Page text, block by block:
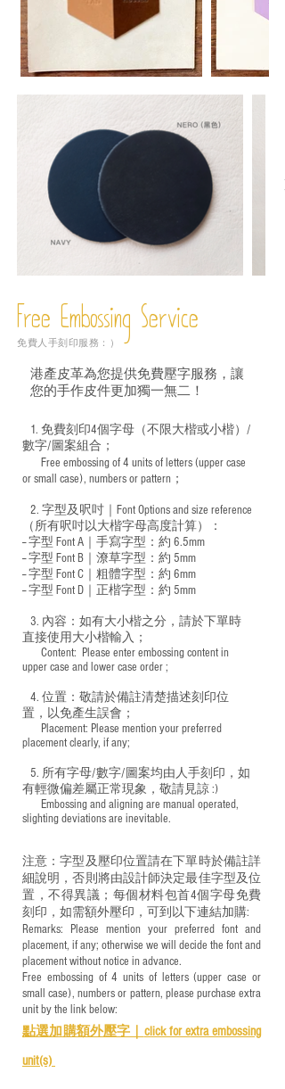
Free Embossing Service
免費人手刻印服務：）
港產皮革為您提供免費壓字服務，讓
您的手作皮件更加獨一無二！
1. 免費刻印4個字母（不限大楷或小楷）/
數字/圖案組合；
Free embossing of 4 units of letters (upper case
or small case), numbers or pattern；
2. 字型及呎吋｜ Font Options and size reference
（所有呎吋以大楷字母高度計算）：
-- 字型 Font A｜手寫字型：約 6.5mm
-- 字型 Font B｜潦草字型： 約 5mm
-- 字型 Font C｜粗體字型：約 6mm
-- 字型 Font D｜正楷字型： 約 5mm
3. 內容：如有大小楷之分，請於下單時
直接使用大小楷輸入；
​ Content: Please enter embossing content in
upper case and lower case order ;
4. 位置：敬請於備註清楚描述刻印位
置，以免產生誤會；
​ Placement: Please mention your preferred
placement clearly, if any;
5. 所有字母/數字/圖案均由人手刻印，如
有輕微偏差屬正常現象，敬請見諒 :)
​ Embossing and aligning are manual operated,
slighting deviations are inevitable.
注意：字型及壓印位置請在下單時於備註詳
細說明，否則將由設計師決定最佳字型及位
置，不得異議；每個材料包首4個字母免費
刻印，如需額外壓印，可到以下連結加購:
Remarks: Please mention your preferred font and
placement, if any; otherwise we will decide the font and
placement without notice in advance.
Free embossing of 4 units of letters (upper case or
small case), numbers or pattern, please purchase extra
unit by the link below:
點選加購額外壓字｜ click for extra embossing
unit(s)